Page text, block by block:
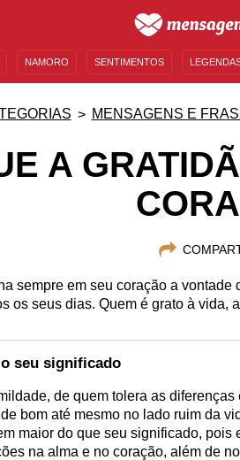
NAMORO SENTIMENTOS
MENSAGENS E
A
sempre em seu coração a
os seus dias. Quem é grato à vida,
seu significado
de quem tolera as diferenças
bom até mesmo no lado ruim da
maior do que seu significado, pois
na alma e no coração, além de